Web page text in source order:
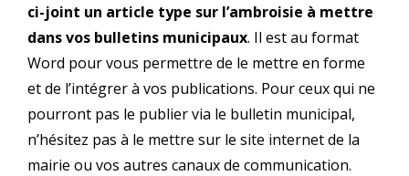
ci-joint un article type sur l’ambroisie à mettre
dans vos bulletins municipaux. Il est au format
Word pour vous permettre de le mettre en forme
et de l’intégrer à vos publications. Pour ceux qui ne
pourront pas le publier via le bulletin municipal,
n’hésitez pas à le mettre sur le site internet de la
mairie ou vos autres canaux de communication.